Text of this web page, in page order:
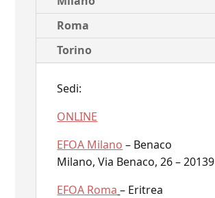
Roma
Torino
Sedi:
ONLINE
EFOA Milano – Benaco
Milano, Via Benaco, 26 – 20139
EFOA Roma – Eritrea